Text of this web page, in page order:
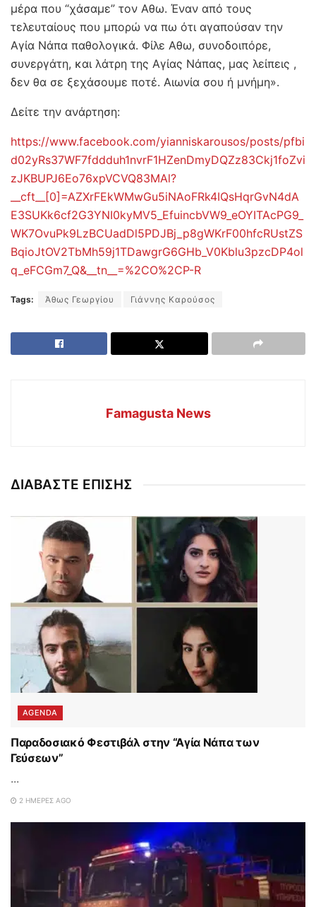
μέρα που “χάσαμε” τον Αθω. Έναν από τους
τελευταίους που μπορώ να πω ότι αγαπούσαν την
Αγία Νάπα παθολογικά. Φίλε Αθω, συνοδοιπόρε,
συνεργάτη, και λάτρη της Αγίας Νάπας, μας λείπεις ,
δεν θα σε ξεχάσουμε ποτέ. Αιωνία σου ή μνήμη».
Δείτε την ανάρτηση:
https://www.facebook.com/yianniskarousos/posts/pfbi
d02yRs37WF7fddduh1nvrF1HZenDmyDQZz83Ckj1foZvi
zJKBUPJ6Eo76xpVCVQ83MAl?
__cft__[0]=AZXrFEkWMwGu5iNAoFRk4IQsHqrGvN4dA
E3SUKk6cf2G3YNI0kyMV5_EfuincbVW9_eOYITAcPG9_
WK7OvuPk9LzBCUadDl5PDJBj_p8gWKrF00hfcRUstZS
BqioJtOV2TbMh59j1TDawgrG6GHb_V0Kblu3pzcDP4ol
q_eFCGm7_Q&__tn__=%2CO%2CP-R
Tags: Άθως Γεωργίου Γιάννης Καρούσος
Famagusta News
ΔΙΑΒΑΣΤΕ ΕΠΙΣΗΣ
AGENDA
Παραδοσιακό Φεστιβάλ στην “Αγία Νάπα των
Γεύσεων”
...
2 ΗΜΈΡΕΣ AGO